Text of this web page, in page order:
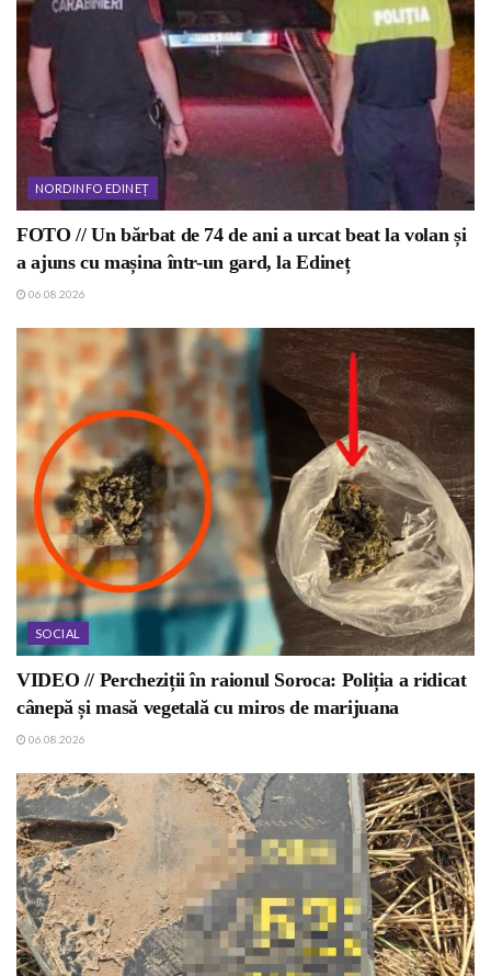
NORDINFO EDINEȚ
FOTO // Un bărbat de 74 de ani a urcat beat la volan și
a ajuns cu mașina într-un gard, la Edineț
06.08.2026
SOCIAL
VIDEO // Percheziții în raionul Soroca: Poliția a ridicat
cânepă și masă vegetală cu miros de marijuana
06.08.2026